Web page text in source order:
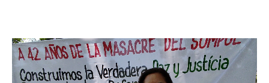
Reproductor
de
vídeo